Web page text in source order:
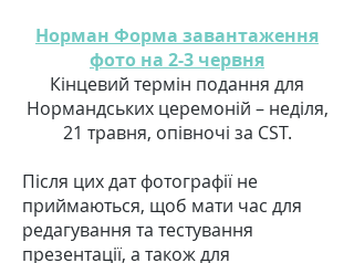
Норман Форма завантаження
фото на 2-3 червня
Кінцевий термін подання для
Нормандських церемоній – неділя,
21 травня, опівночі за CST.
Після цих дат фотографії не
приймаються, щоб мати час для
редагування та тестування
презентації, а також для